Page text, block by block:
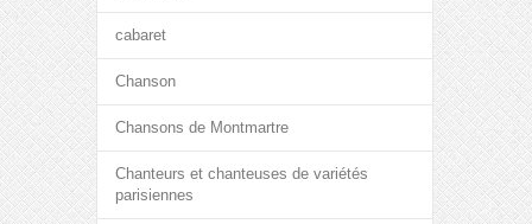
cabaret
Chanson
Chansons de Montmartre
Chanteurs et chanteuses de variétés
parisiennes